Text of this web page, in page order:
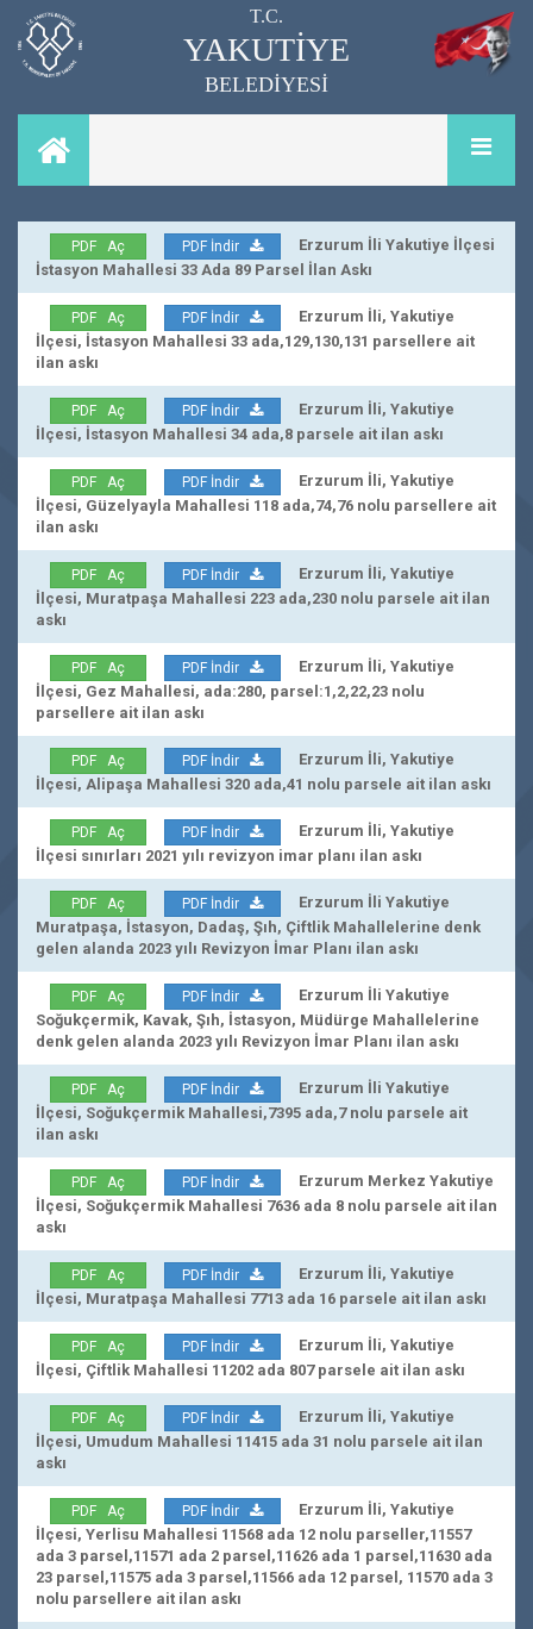
T.C.
YAKUTİYE
BELEDİYESİ
PDF Aç PDF İndir
Erzurum İli Yakutiye İlçesi
İstasyon Mahallesi 33 Ada 89 Parsel İlan Askı
PDF Aç PDF İndir
Erzurum İli, Yakutiye
İlçesi, İstasyon Mahallesi 33 ada,129,130,131 parsellere ait
ilan askı
PDF Aç PDF İndir
Erzurum İli, Yakutiye
İlçesi, İstasyon Mahallesi 34 ada,8 parsele ait ilan askı
PDF Aç PDF İndir
Erzurum İli, Yakutiye
İlçesi, Güzelyayla Mahallesi 118 ada,74,76 nolu parsellere ait
ilan askı
PDF Aç PDF İndir
Erzurum İli, Yakutiye
İlçesi, Muratpaşa Mahallesi 223 ada,230 nolu parsele ait ilan
askı
PDF Aç PDF İndir
Erzurum İli, Yakutiye
İlçesi, Gez Mahallesi, ada:280, parsel:1,2,22,23 nolu
parsellere ait ilan askı
PDF Aç PDF İndir
Erzurum İli, Yakutiye
İlçesi, Alipaşa Mahallesi 320 ada,41 nolu parsele ait ilan askı
PDF Aç PDF İndir
Erzurum İli, Yakutiye
İlçesi sınırları 2021 yılı revizyon imar planı ilan askı
PDF Aç PDF İndir
Erzurum İli Yakutiye
Muratpaşa, İstasyon, Dadaş, Şıh, Çiftlik Mahallelerine denk
gelen alanda 2023 yılı Revizyon İmar Planı ilan askı
PDF Aç PDF İndir
Erzurum İli Yakutiye
Soğukçermik, Kavak, Şıh, İstasyon, Müdürge Mahallelerine
denk gelen alanda 2023 yılı Revizyon İmar Planı ilan askı
PDF Aç PDF İndir
Erzurum İli Yakutiye
İlçesi, Soğukçermik Mahallesi,7395 ada,7 nolu parsele ait
ilan askı
PDF Aç PDF İndir
Erzurum Merkez Yakutiye
İlçesi, Soğukçermik Mahallesi 7636 ada 8 nolu parsele ait ilan
askı
PDF Aç PDF İndir
Erzurum İli, Yakutiye
İlçesi, Muratpaşa Mahallesi 7713 ada 16 parsele ait ilan askı
PDF Aç PDF İndir
Erzurum İli, Yakutiye
İlçesi, Çiftlik Mahallesi 11202 ada 807 parsele ait ilan askı
PDF Aç PDF İndir
Erzurum İli, Yakutiye
İlçesi, Umudum Mahallesi 11415 ada 31 nolu parsele ait ilan
askı
PDF Aç PDF İndir
Erzurum İli, Yakutiye
İlçesi, Yerlisu Mahallesi 11568 ada 12 nolu parseller,11557
ada 3 parsel,11571 ada 2 parsel,11626 ada 1 parsel,11630 ada
23 parsel,11575 ada 3 parsel,11566 ada 12 parsel, 11570 ada 3
nolu parsellere ait ilan askı